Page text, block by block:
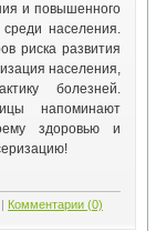
и повышенного
населения.
риска развития
населения,
болезней.
напоминают
здоровью и
Комментарии (0)